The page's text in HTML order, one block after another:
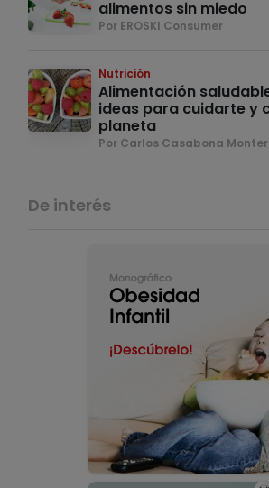
alimentos sin miedo
Por EROSKI Consumer
Nutrición
Alimentación
ideas para cuidarte y
planeta
Por Carlos Casabona
De interés